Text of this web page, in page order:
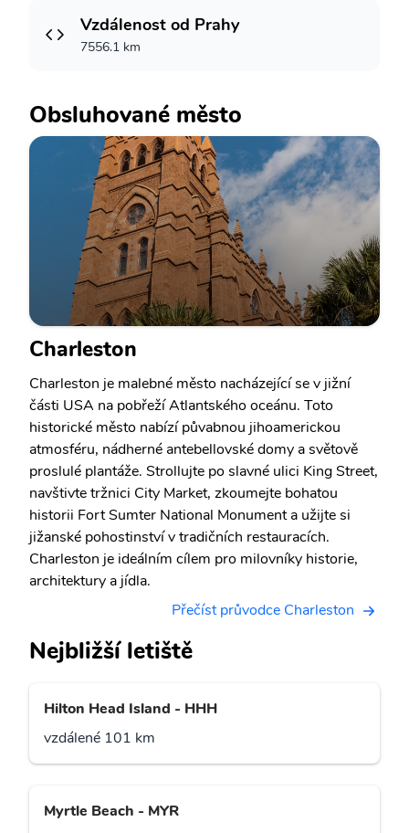
Vzdálenost od Prahy
7556.1 km
Obsluhované město
Charleston
Charleston je malebné město nacházející se v jižní
části USA na pobřeží Atlantského oceánu. Toto
historické město nabízí půvabnou jihoamerickou
atmosféru, nádherné antebellovské domy a světově
proslulé plantáže. Strollujte po slavné ulici King Street,
navštivte tržnici City Market, zkoumejte bohatou
historii Fort Sumter National Monument a užijte si
jižanské pohostinství v tradičních restauracích.
Charleston je ideálním cílem pro milovníky historie,
architektury a jídla.
Přečíst průvodce Charleston
Nejbližší letiště
Hilton Head Island - HHH
vzdálené 101 km
Myrtle Beach - MYR